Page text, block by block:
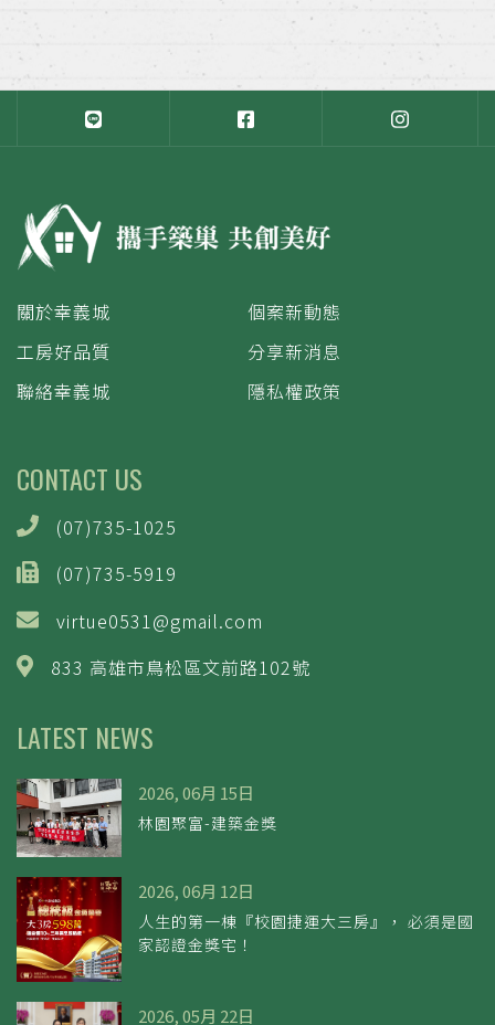
關於幸義城
個案新動態
工房好品質
分享新消息
聯絡幸義城
隱私權政策
CONTACT US
(07)735-1025
(07)735-5919
virtue0531@gmail.com
833 高雄市鳥松區文前路102號
LATEST NEWS
2026, 06月 15日
林園聚富-建築金獎
2026, 06月 12日
人生的第一棟『校園捷運大三房』， 必須是國
家認證金獎宅！
2026, 05月 22日